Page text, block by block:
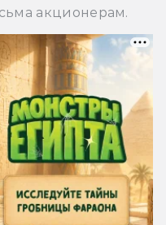
акционерам.